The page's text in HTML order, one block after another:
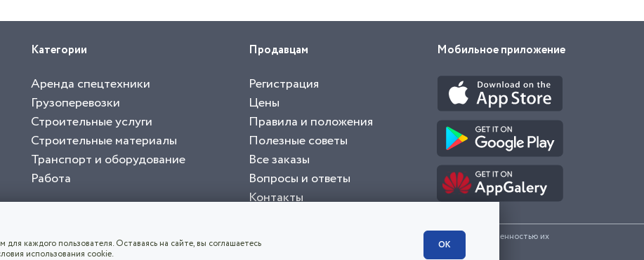
Категории
Аренда спецтехники
Грузоперевозки
Строительные услуги
Строительные материалы
Транспорт и оборудование
Работа
Продавцам
Регистрация
Цены
Правила и положения
Полезные советы
Все заказы
Вопросы и ответы
Контакты
Мобильное приложение
согласие с
. Все логотипы и торговые марки представленные на сайте являются собственностью их
каждого пользователя. Оставаясь на сайте, вы соглашаетесь
использования cookie.
ОК